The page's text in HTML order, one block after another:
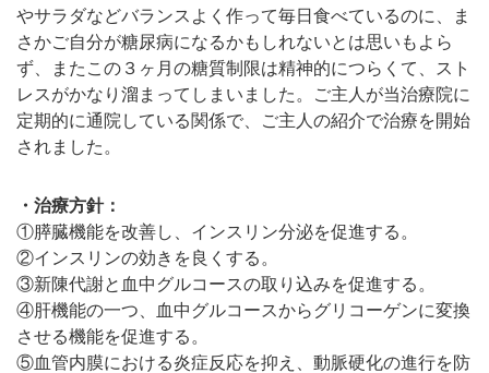
やサラダなどバランスよく作って毎日食べているのに、ま
さかご自分が糖尿病になるかもしれないとは思いもよら
ず、またこの３ヶ月の糖質制限は精神的につらくて、スト
レスがかなり溜まってしまいました。ご主人が当治療院に
定期的に通院している関係で、ご主人の紹介で治療を開始
されました。
・治療方針：
①膵臓機能を改善し、インスリン分泌を促進する。
②インスリンの効きを良くする。
③新陳代謝と血中グルコースの取り込みを促進する。
④肝機能の一つ、血中グルコースからグリコーゲンに変換
させる機能を促進する。
⑤血管内膜における炎症反応を抑え、動脈硬化の進行を防